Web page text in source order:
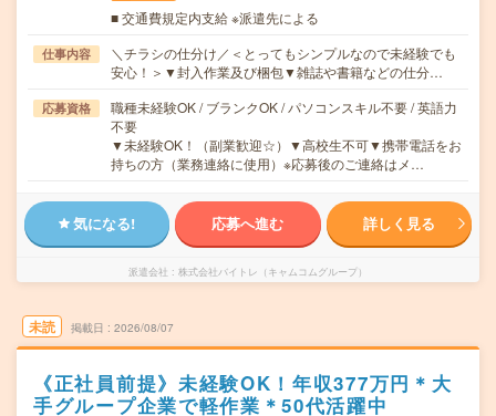
■ 交通費規定内支給 ※派遣先による
仕事内容
＼チラシの仕分け／＜とってもシンプルなので未経験でも
安心！＞▼封入作業及び梱包▼雑誌や書籍などの仕分…
応募資格
職種未経験OK / ブランクOK / パソコンスキル不要 / 英語力
不要
▼未経験OK！（副業歓迎☆）▼高校生不可▼携帯電話をお
持ちの方（業務連絡に使用）※応募後のご連絡はメ…
気になる! 応募へ進む 詳しく見る
派遣会社 株式会社バイトレ（キャムコムグループ）
未読 掲載日 2026/08/07
《正社員前提》未経験OK！年収377万円＊大
手グループ企業で軽作業＊50代活躍中